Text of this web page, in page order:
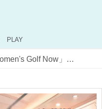
PLAY
JGA「Women's Golf Now」が5月10日開幕！ コトブキゴルフ ワールド館など、全国のゴルフ場や練習場で女性向けイベントを開催